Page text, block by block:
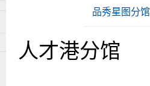
品秀星图分馆
人才港分馆